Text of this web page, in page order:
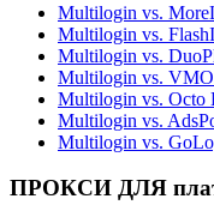
Multilogin vs.
Multilogin vs.
Multilogin vs.
Multilogin vs.
Multilogin vs. Octo
Multilogin vs.
Multilogin vs.
ПРОКСИ ДЛЯ